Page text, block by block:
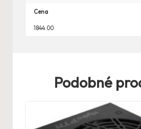
Cena
1844.00
Podobné